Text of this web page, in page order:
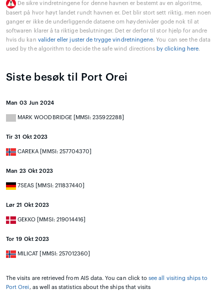
De sikre vindretningene for denne havnen er bestemt av en algoritme,
basert på hvor høyt landet rundt havnen er. Det blir stort sett riktig, men noen
ganger er ikke de underliggende dataene om høydenivåer gode nok til at
softwaren klarer å ta riktige beslutninger. Det er derfor til stor hjelp for andre
hvis du kan valider eller juster de trygge vindretningene. You can see the data
used by the algorithm to decide the safe wind directions by clicking here.
Siste besøk til Port Orei
Man 03 Jun 2024
MARK WOODBRIDGE [MMSI: 235922288]
Tir 31 Okt 2023
CAREKA [MMSI: 257704370]
Man 23 Okt 2023
7SEAS [MMSI: 211837440]
Lør 21 Okt 2023
GEKKO [MMSI: 219014416]
Tor 19 Okt 2023
MILICAT [MMSI: 257012360]
The visits are retrieved from AIS data. You can click tosee all visiting ships to
Port Orei, as well as statistics about the ships that visits